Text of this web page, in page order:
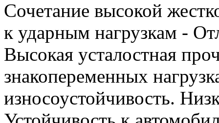
Сочетание высокой
к ударным нагрузкам -
Высокая усталостная
знакопеременных
износоустойчивость.